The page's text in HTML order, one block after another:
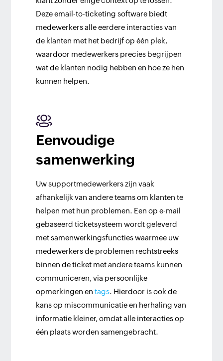
Deze email-to-ticketing software biedt
medewerkers alle eerdere interacties van
de klanten met het bedrijf op één plek,
waardoor medewerkers precies begrijpen
wat de klanten nodig hebben en hoe ze hen
kunnen helpen.
Eenvoudige
samenwerking
Uw supportmedewerkers zijn vaak
afhankelijk van andere teams om klanten te
helpen met hun problemen. Een op e-mail
gebaseerd ticketsysteem wordt geleverd
met samenwerkingsfuncties waarmee uw
medewerkers de problemen rechtstreeks
binnen de ticket met andere teams kunnen
communiceren, via persoonlijke
opmerkingen entags. Hierdoor is ook de
kans op miscommunicatie en herhaling van
informatie kleiner, omdat alle interacties op
één plaats worden samengebracht.